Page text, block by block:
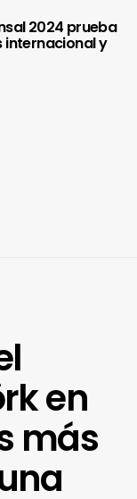
2024 prueba
internacional y
en
más